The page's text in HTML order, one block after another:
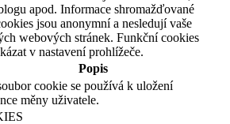
apod. Informace shromažďované
jsou anonymní a nesledují vaše
webových stránek. Funkční cookies
v nastavení prohlížeče.
Popis
cookie se používá k uložení
měny uživatele.